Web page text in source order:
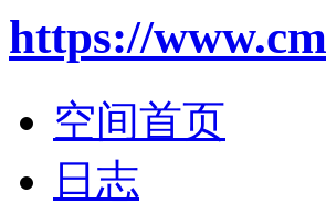
https://
空间首页
日志